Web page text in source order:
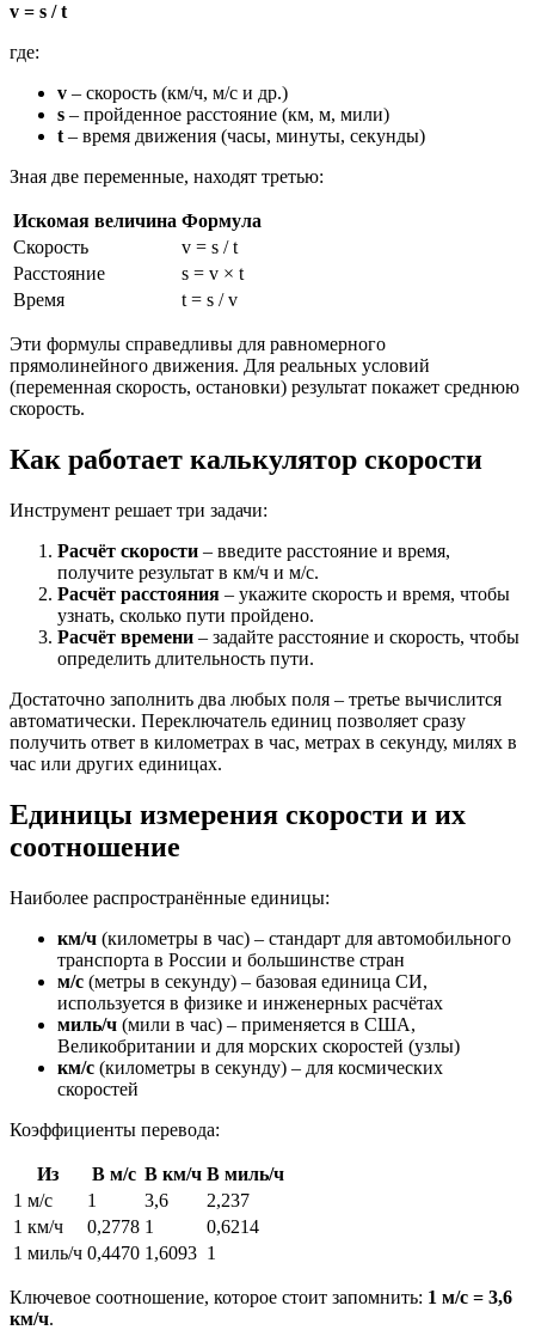
v = s / t
где:
v – скорость (км/ч, м/с и др.)
s – пройденное расстояние (км, м, мили)
t – время движения (часы, минуты, секунды)
Зная две переменные, находят третью:
Искомая величина Формула
Скорость
v = s / t
Расстояние
s = v × t
Время
t = s / v
Эти формулы справедливы для равномерного
прямолинейного движения. Для реальных условий
(переменная скорость, остановки) результат покажет среднюю
скорость.
Как работает калькулятор скорости
Инструмент решает три задачи:
Расчёт скорости – введите расстояние и время,
получите результат в км/ч и м/с.
Расчёт расстояния – укажите скорость и время, чтобы
узнать, сколько пути пройдено.
Расчёт времени – задайте расстояние и скорость, чтобы
определить длительность пути.
Достаточно заполнить два любых поля – третье вычислится
автоматически. Переключатель единиц позволяет сразу
получить ответ в километрах в час, метрах в секунду, милях в
час или других единицах.
Единицы измерения скорости и их
соотношение
Наиболее распространённые единицы:
км/ч (километры в час) – стандарт для автомобильного
транспорта в России и большинстве стран
м/с (метры в секунду) – базовая единица СИ,
используется в физике и инженерных расчётах
миль/ч (мили в час) – применяется в США,
Великобритании и для морских скоростей (узлы)
км/с (километры в секунду) – для космических
скоростей
Коэффициенты перевода:
Из В м/с В км/ч В миль/ч
1 м/с
1 3,6
2,237
1 км/ч
0,2778 1
0,6214
1 миль/ч 0,4470 1,6093 1
Ключевое соотношение, которое стоит запомнить: 1 м/с = 3,6
км/ч.